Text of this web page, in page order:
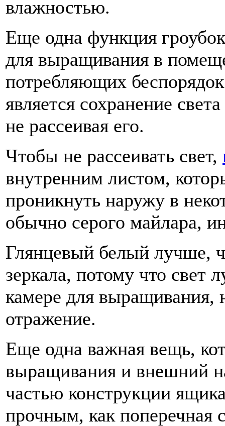
влажностью.
Еще одна функция
для выращивания в
потребляющих
является сохранение
не рассеивая его.
Чтобы не рассеивать свет,
внутренним листом,
проникнуть наружу в
обычно серого майлара,
Глянцевый белый лучше,
зеркала, потому что свет
камере для выращивания,
отражение.
Еще одна важная вещь,
выращивания и внешний
частью конструкции
прочным, как поперечная